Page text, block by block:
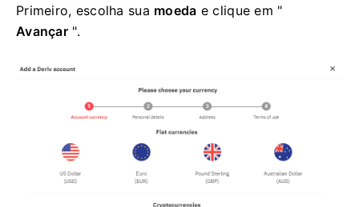
Primeiro, escolha sua moeda e clique em "
Avançar".